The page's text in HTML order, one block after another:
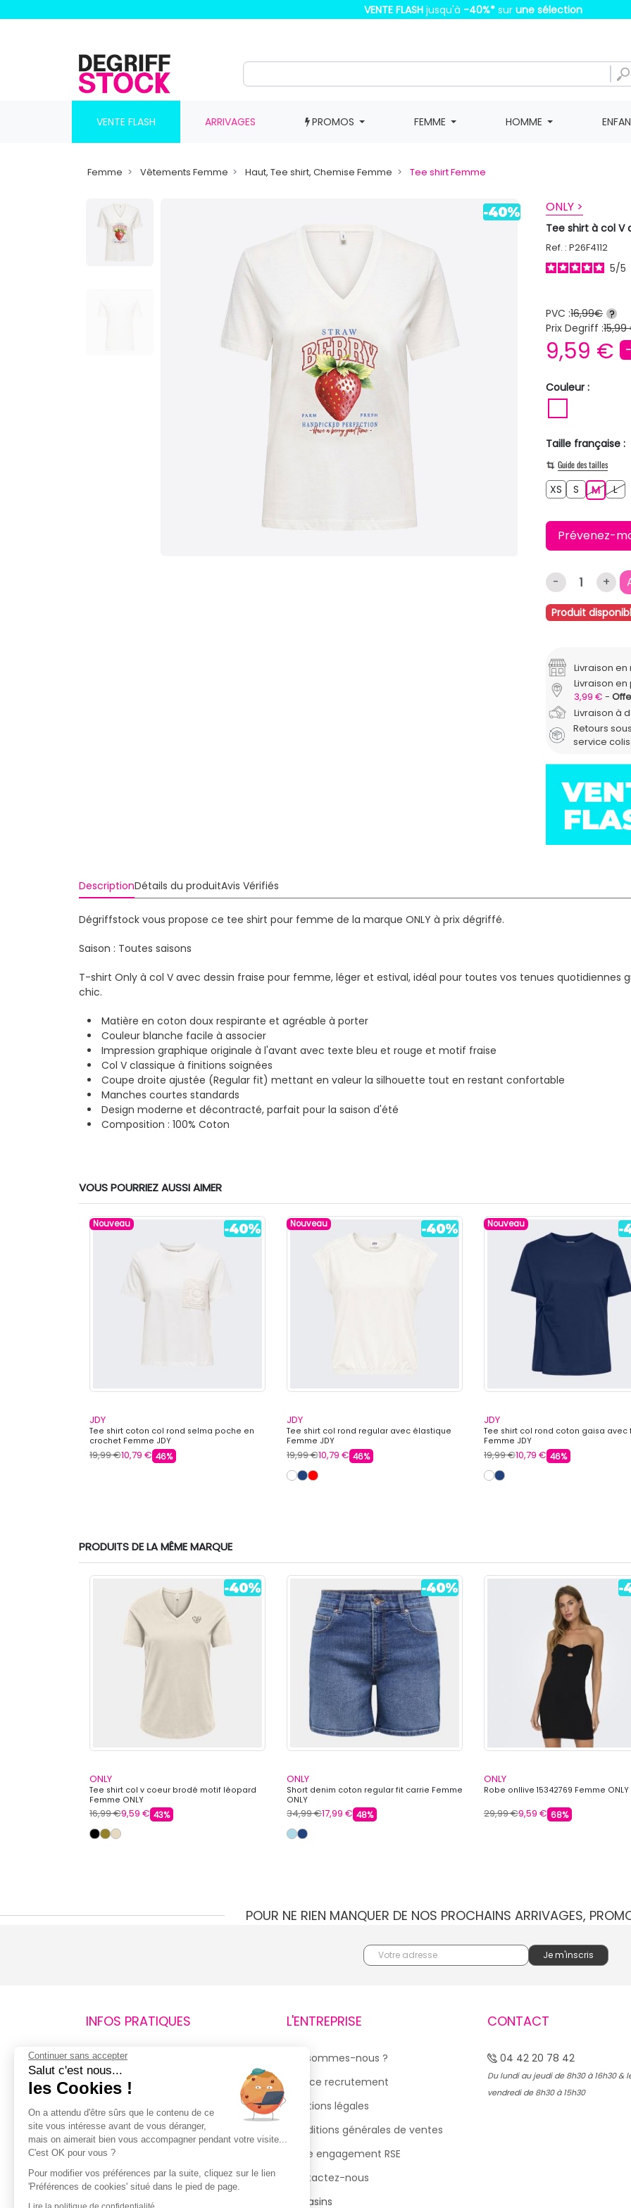
VENTE FLASH jusqu'à -40%* sur une sélection
VENTE FLASH ARRIVAGES PROMOS FEMME HOMME
Femme Vêtements Femme Haut, Tee shirt, Chemise Femme Tee shirt Femme
ONLY >
Tee shirt à col V
Ref. : P26F4112
5/5
PVC :16,99€ ?
Prix Degriff :
9,59 €
Couleur :
Taille française :
Guide des tailles
XS XSS MM LL
Prévenez-
- +
Produit
Livraison
Livraison
3,99 €
Livraison à
Retours
service
DescriptionDétails du produitAvis Vérifiés
Dégriffstock vous propose ce tee shirt pour femme de la marque ONLY à prix dégriffé.
Saison : Toutes saisons
T-shirt Only à col V avec dessin fraise pour femme, léger et estival, idéal pour toutes vos tenues
chic.
Matière en coton doux respirante et agréable à porter
Couleur blanche facile à associer
Impression graphique originale à l'avant avec texte bleu et rouge et motif fraise
Col V classique à finitions soignées
Coupe droite ajustée (Regular fit) mettant en valeur la silhouette tout en restant confortable
Manches courtes standards
Design moderne et décontracté, parfait pour la saison d'été
Composition : 100% Coton
VOUS POURRIEZ AUSSI AIMER
Nouveau
JDY
Tee shirt coton col rond selma poche en
crochet Femme JDY
19,99 €10,79 € 46%
Nouveau
JDY
Tee shirt col rond regular avec élastique
Femme JDY
19,99 €10,79 € 46%
Nouveau
JDY
Tee shirt col rond coton gaisa avec
Femme JDY
19,99 €10,79 € 46%
PRODUITS DE LA MÊME MARQUE
ONLY
Tee shirt col v coeur brodé motif léopard
Femme ONLY
16,99 €9,59 € 43%
ONLY
Short denim coton regular fit carrie Femme
ONLY
34,99 €17,99 € 48%
ONLY
Robe onllive 15342769 Femme ONLY
29,99 €9,59 € 68%
POUR NE RIEN MANQUER DE NOS PROCHAINS ARRIVAGES,
INFOS PRATIQUES
Retours et remboursements
Suivi de commande
Livraisons
Guide des tailles
Politique de confidentialité
Conditions générales d’utilisation
de la Carte de Fidélité
L'ENTREPRISE
Qui sommes-nous ?
Espace recrutement
Mentions légales
Conditions générales de ventes
Notre engagement RSE
Contactez-nous
Magasins
CONTACT
04 42 20 78 42
Du lundi au jeudi de 8h30 à 16h30 &
vendredi de 8h30 à 15h30
Continuer sans accepter
Salut c'est nous...
les Cookies !
On a attendu d'être sûrs que le contenu de ce
site vous intéresse avant de vous déranger,
mais on aimerait bien vous accompagner pendant votre visite...
C'est OK pour vous ?
Pour modifier vos préférences par la suite, cliquez sur le lien
'Préférences de cookies' situé dans le pied de page.